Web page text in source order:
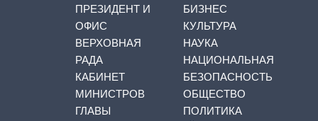
ПРЕЗИДЕНТ И
ОФИС
ВЕРХОВНАЯ
РАДА
КАБИНЕТ
МИНИСТРОВ
ГЛАВЫ
БИЗНЕС
КУЛЬТУРА
НАУКА
НАЦИОНАЛЬНАЯ
БЕЗОПАСНОСТЬ
ОБЩЕСТВО
ПОЛИТИКА